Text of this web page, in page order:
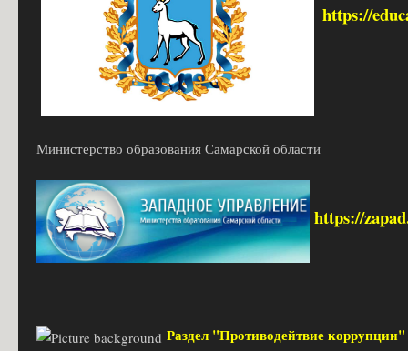
https://
Министерство образования Самарской области
https://
Раздел "Противодейтвие